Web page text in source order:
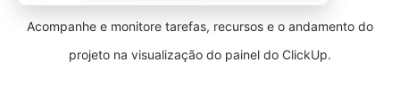
Acompanhe e monitore tarefas, recursos e o andamento do
projeto na visualização do painel do ClickUp.